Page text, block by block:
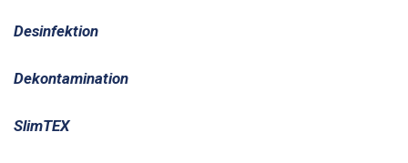
Desinfektion
Dekontamination
SlimTEX